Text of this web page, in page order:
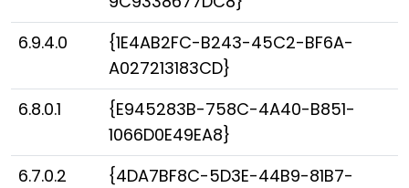
6.9.4.0
{1E4AB2FC-B243-45C2-BF6A-
A027213183CD}
6.8.0.1
{E945283B-758C-4A40-B851-
1066D0E49EA8}
6.7.0.2
{4DA7BF8C-5D3E-44B9-81B7-